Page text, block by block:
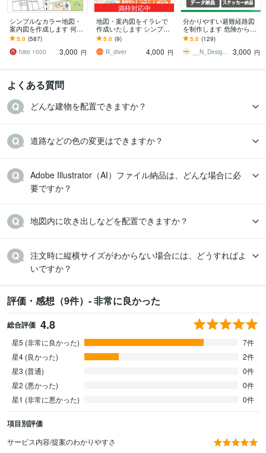
シンプルなカラー地図・
案内図を作成します 何度
も修正OK！商用可！分か
りやすく見やすい地図を
作成します
5.0 (587)
hiiro 1000
3,000 円
満枠対応中
地図・案内図をイラレで
作成いたします シンプ
ル〜詳細・高速マップな
どご希望の地図を作成！
5.0 (9)
R_diver
4,000 円
分かりやすい避難経路図
を制作します 危険から身
を守る為の避難経路図案
内板
5.0 (129)
__N_Design__ 3,000 円
よくある質問
どんな建物を配置できますか？
道路などの色の変更はできますか？
Adobe Illustrator（AI）ファイル納品は、どんな場合に必
要ですか？
地図内に吹き出しなどを配置できますか？
注文時に縦横サイズがわからない場合には、どうすればよ
いですか？
評価・感想（9件）- 非常に良かった
総合評価 4.8
星5 (非常に良かった)
7件
星4 (良かった)
2件
星3 (普通)
0件
星2 (悪かった)
0件
星1 (非常に悪かった)
0件
項目別評価
サービス内容/提案のわかりやすさ